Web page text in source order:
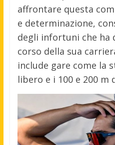
affrontare questa
e determinazione,
degli infortuni che ha
corso della sua
include gare come la
libero e i 100 e 200 m